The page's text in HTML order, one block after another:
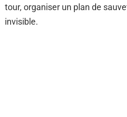
tour, organiser un plan de
invisible.